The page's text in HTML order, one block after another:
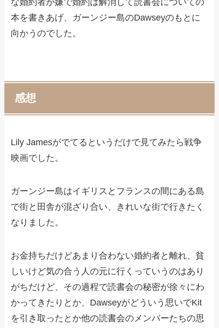
本を書きあげ、ガーンジー島のDawseyのもとに
向かうのでした。
感想
Lily Jamesがでてるというだけで見てみたら戦争
映画でした。
ガーンジー島はイギリスとフランスの間にある島
で街と田舎が混ざり合い、きれいな街で行きたく
なりました。
お金持ちだけどあまり合わない婚約者と離れ、貧
しいけど気の合う人の元に行くっていうのはあり
がちだけど、その過程で読書会の秘密が徐々にわ
かってきたりとか、Dawseyがどういう思いでKit
を引き取ったとか他の読書会のメンバーたちの思